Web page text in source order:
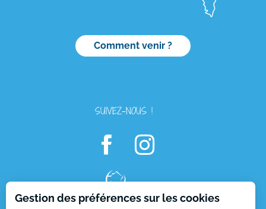
Comment venir ?
SUIVEZ-NOUS !
Gestion des préférences sur les cookies